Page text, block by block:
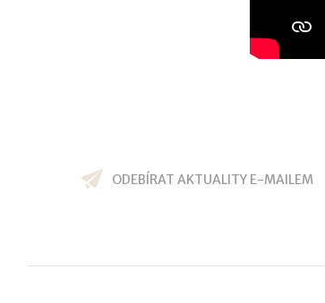
ODEBÍRAT AKTUALITY E-MAILEM